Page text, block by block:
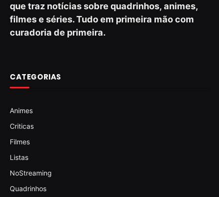
que traz notícias sobre quadrinhos, animes,
filmes e séries. Tudo em primeira mão com
curadoria de primeira.
CATEGORIAS
Animes
Criticas
Filmes
Listas
NoStreaming
Quadrinhos